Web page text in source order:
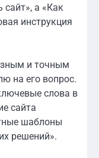
сайт», а «Как
инструкция
и точным
на его вопрос.
слова в
сайта
шаблоны
решений».